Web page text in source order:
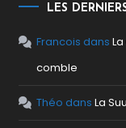
LES
Francois dans
comble
Théo dansLa